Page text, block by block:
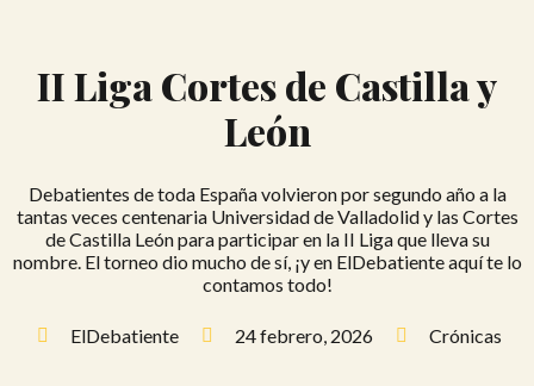
II Liga Cortes de Castilla y
León
Debatientes de toda España volvieron por segundo año a la
tantas veces centenaria Universidad de Valladolid y las Cortes
de Castilla León para participar en la II Liga que lleva su
nombre. El torneo dio mucho de sí, ¡y en ElDebatiente aquí te lo
contamos todo!
ElDebatiente 24 febrero, 2026 Crónicas